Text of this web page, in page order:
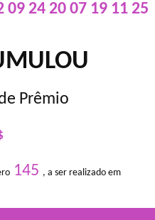
09 24 20 07 19 11 25
Prêmio
145 , a ser realizado em